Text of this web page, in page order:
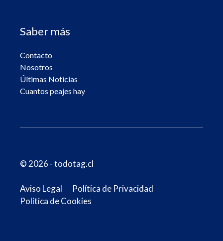
Saber más
Contacto
Nosotros
Últimas Noticias
Cuantos peajes hay
© 2026 - todotag.cl
Aviso Legal
Política de Privacidad
Politica de Cookies